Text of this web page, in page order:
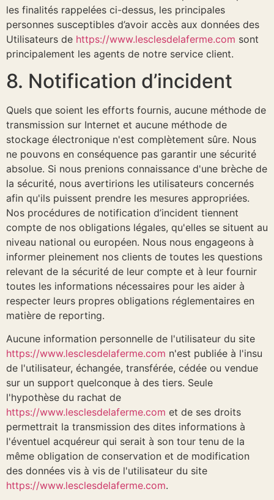
les finalités rappelées ci-dessus, les principales
personnes susceptibles d’avoir accès aux données des
Utilisateurs de https://www.lesclesdelaferme.com sont
principalement les agents de notre service client.
8. Notification d’incident
Quels que soient les efforts fournis, aucune méthode de
transmission sur Internet et aucune méthode de
stockage électronique n'est complètement sûre. Nous
ne pouvons en conséquence pas garantir une sécurité
absolue. Si nous prenions connaissance d'une brèche de
la sécurité, nous avertirions les utilisateurs concernés
afin qu'ils puissent prendre les mesures appropriées.
Nos procédures de notification d’incident tiennent
compte de nos obligations légales, qu'elles se situent au
niveau national ou européen. Nous nous engageons à
informer pleinement nos clients de toutes les questions
relevant de la sécurité de leur compte et à leur fournir
toutes les informations nécessaires pour les aider à
respecter leurs propres obligations réglementaires en
matière de reporting.
Aucune information personnelle de l'utilisateur du site
https://www.lesclesdelaferme.com n'est publiée à l'insu
de l'utilisateur, échangée, transférée, cédée ou vendue
sur un support quelconque à des tiers. Seule
l'hypothèse du rachat de
https://www.lesclesdelaferme.com et de ses droits
permettrait la transmission des dites informations à
l'éventuel acquéreur qui serait à son tour tenu de la
même obligation de conservation et de modification
des données vis à vis de l'utilisateur du site
https://www.lesclesdelaferme.com.